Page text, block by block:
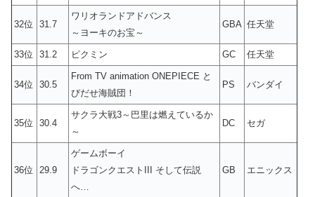
32位 31.7
ワリオランドアドバンス
～ヨーキのお宝～
GBA 任天堂
33位 31.2 ピクミン GC 任天堂
34位 30.5
From TV animation ONEPIECE と
びだせ海賊団！
PS バンダイ
35位 30.4
サクラ大戦3～巴里は燃えているか
～
DC セガ
36位 29.9
ゲームボーイ
ドラゴンクエストIII そして伝説
へ…
GB エニックス